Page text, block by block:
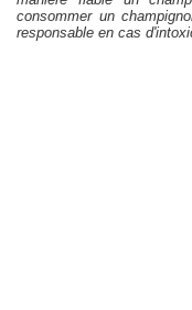
consommer un
responsable en cas